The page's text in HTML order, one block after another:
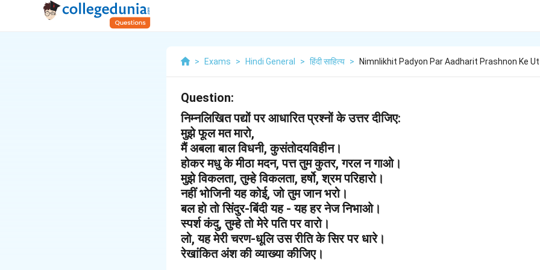
> Exams > Hindi General > हिंदी साहित्य > Nimnlikhit Padyon Par Aadharit Prashnon Ke
Question:
निम्नलिखित पद्यों पर आधारित प्रश्नों के उत्तर दीजिए:
मुझे फूल मत मारो,
मैं अबला बाल विधनी, कुसंतोदयविहीन।
होकर मधु के मीठा मदन, पत्त तुम कुतर, गरल न गाओ।
मुझे विकलता, तुम्हे विकलता, हर्षो, श्रम परिहारो।
नहीं भोजिनी यह कोई, जो तुम जान भरो।
बल हो तो सिंदुर-बिंदी यह - यह हर नेज निभाओ।
स्पर्श कंदु, तुम्हे तो मेरे पति पर वारो।
लो, यह मेरी चरण-धूलि उस रीति के सिर पर धारे।
रेखांकित अंश की व्याख्या कीजिए।